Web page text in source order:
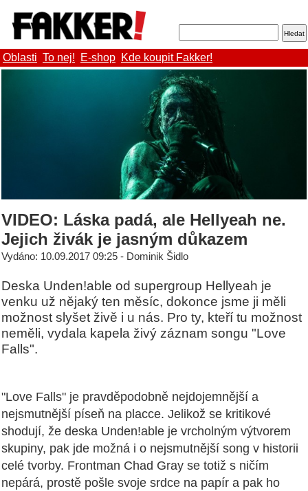
Oblasti To nej! E-shop Kde koupit Fakker!
VIDEO: Láska padá, ale Hellyeah ne.
Jejich živák je jasným důkazem
Vydáno: 10.09.2017 09:25 - Dominik Šidlo
Deska Unden!able od supergroup Hellyeah je
venku už nějaký ten měsíc, dokonce jsme ji měli
možnost slyšet živě i u nás. Pro ty, kteří tu možnost
neměli, vydala kapela živý záznam songu "Love
Falls".
"Love Falls" je pravděpodobně nejdojemnější a
nejsmutnější píseň na placce. Jelikož se kritikové
shodují, že deska Unden!able je vrcholným výtvorem
skupiny, pak jde možná i o nejsmutnější song v historii
celé tvorby. Frontman Chad Gray se totiž s ničím
nepárá, prostě pošle svoje srdce na papír a pak ho